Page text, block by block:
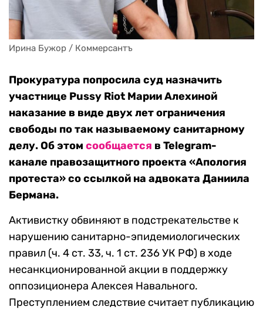
Ирина Бужор / Коммерсантъ
Прокуратура попросила суд назначить
участнице Pussy Riot Марии Алехиной
наказание в виде двух лет ограничения
свободы по так называемому санитарному
делу. Об этом сообщается в Telegram-
канале правозащитного проекта «Апология
протеста» со ссылкой на адвоката Даниила
Бермана.
Активистку обвиняют в подстрекательстве к
нарушению санитарно-эпидемиологических
правил (ч. 4 ст. 33, ч. 1 ст. 236 УК РФ) в ходе
несанкционированной акции в поддержку
оппозиционера Алексея Навального.
Преступлением следствие считает публикацию